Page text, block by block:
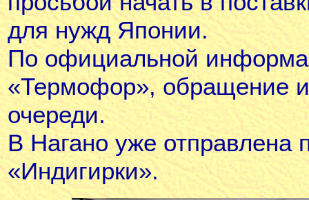
для нужд Японии.
По официальной
«Термофор», обращение
очереди.
В Нагано уже отправлена
«Индигирки».